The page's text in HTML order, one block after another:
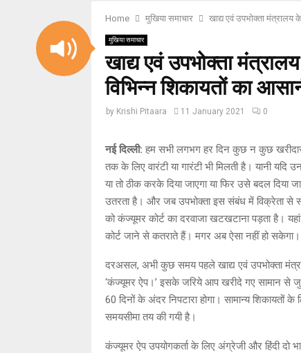
Home मुखिया समाचार खाद्य एवं उपभोक्ता मंत्रालय
मुखिया समाचार
खाद्य एवं उपभोक्ता
विभिन्न शिकायतों का
by Krishi Pitaara 11 January 2021 0
नई दिल्ली: हम सभी लगभग हर दिन कुछ न कुछ
तक के लिए वारंटी या गारंटी भी मिलती है। यानी
या तो ठीक करके दिया जाएगा या फिर उसे बदल दिया
उतरता है। और जब उपभोक्ता इस संबंध में विक्रेता से
को कंज्यूमर कोर्ट का दरवाजा खटखटाना पड़ता है।
कोर्ट जाने से कतराते हैं। मगर अब ऐसा नहीं हो सकेगा।
दरअसल, अभी कुछ समय पहले खाद्य एवं उपभोक्ता
‘कंज्यूमर ऐप।’ इसके जरिये आप खरीदे गए सामान से
60 दिनों के अंदर निपटारा होगा। सामान्य
समयसीमा तय की गयी है।
कंज्यूमर ऐप उपयोगकर्ता के लिए अंग्रेजी और हिंदी